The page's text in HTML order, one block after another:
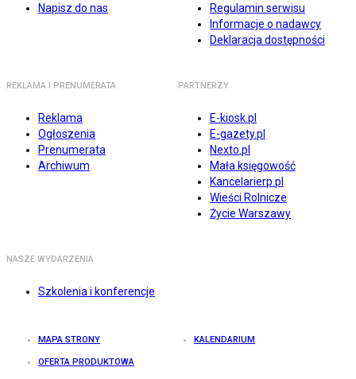
Napisz do nas
Regulamin serwisu
Informacje o nadawcy
Deklaracja dostępności
REKLAMA I PRENUMERATA
Reklama
Ogłoszenia
Prenumerata
Archiwum
PARTNERZY
E-kiosk.pl
E-gazety.pl
Nexto.pl
Mała księgowość
Kancelarierp.pl
Wieści Rolnicze
Życie Warszawy
NASZE WYDARZENIA
Szkolenia i konferencje
MAPA STRONY KALENDARIUM
OFERTA PRODUKTOWA